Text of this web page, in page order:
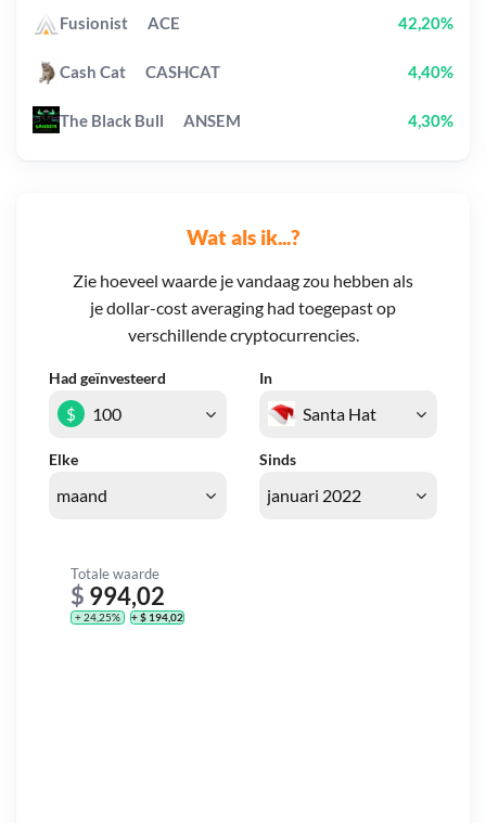
Wat als ik...?
Zie hoeveel waarde je vandaag zou hebben als
je dollar-cost averaging had toegepast op
verschillende cryptocurrencies.
Had geïnvesteerd In
Elke Sinds
$
Totale waarde
$ 994,02
+ 24,25% + $ 194,02
Fusionist ACE 42,20%
Cash Cat CASHCAT 4,40%
The Black Bull ANSEM 4,30%